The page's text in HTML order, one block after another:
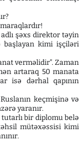
şəxs direktor təyin
başlayan kimi işçiləri
verməlidir". Zaman
artaraq 50 manata
isə dərhal qapının
keçmişinə və
yaranır.
bir diplomu belə
mütəxəssisi kimi